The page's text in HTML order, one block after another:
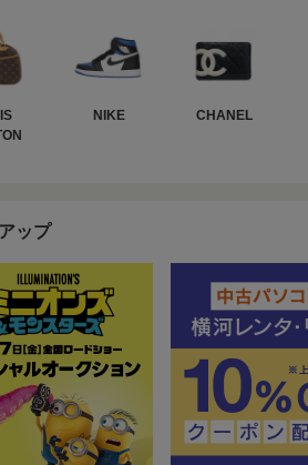
NIKE CHANEL
ップ